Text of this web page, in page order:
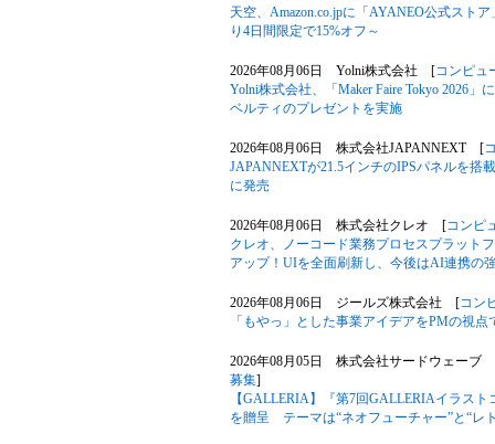
天空、Amazon.co.jpに「AYANEO公式スト
り4日間限定で15%オフ～
2026年08月06日 Yolni株式会社 [コンピュ
Yolni株式会社、「Maker Faire Tokyo 2026
ベルティのプレゼントを実施
2026年08月06日 株式会社JAPANNEXT [
JAPANNEXTが21.5インチのIPSパネルを搭
に発売
2026年08月06日 株式会社クレオ [コンピ
クレオ、ノーコード業務プロセスプラット
アップ！UIを全面刷新し、今後はAI連携の
2026年08月06日 ジールズ株式会社 [コン
「もやっ」とした事業アイデアをPMの視
2026年08月05日 株式会社サードウェー
募集]
【GALLERIA】『第7回GALLERIAイラス
を贈呈 テーマは“ネオフューチャー”と“レ